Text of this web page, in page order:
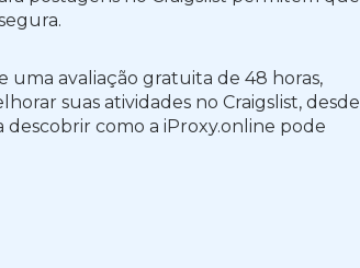
uma avaliação gratuita de 48 horas,
suas atividades no Craigslist, desde
como a iProxy.online pode